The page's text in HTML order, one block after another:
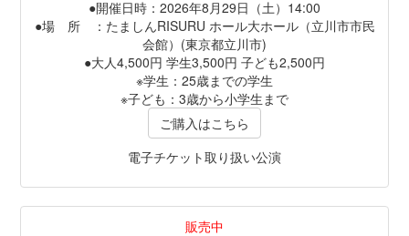
●開催日時：2026年8月29日（土）14:00
●場 所 ：たましんRISURU ホール大ホール（立川市市民
会館）(東京都立川市)
●大人4,500円 学生3,500円 子ども2,500円
※学生：25歳までの学生
※子ども：3歳から小学生まで
ご購入はこちら
電子チケット取り扱い公演
販売中